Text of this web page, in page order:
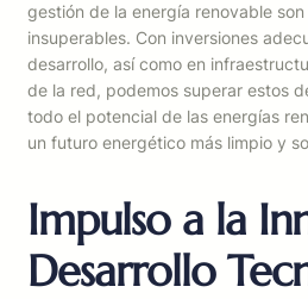
gestión de la energía renovable
insuperables. Con inversiones
desarrollo, así como en
de la red, podemos superar estos
todo el potencial de las energías
un futuro energético más limpio y
Impulso a la
Desarrollo